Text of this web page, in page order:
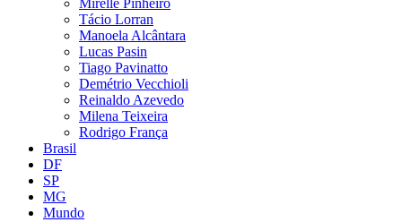
Tácio Lorran
Manoela Alcântara
Lucas Pasin
Tiago Pavinatto
Demétrio Vecchioli
Reinaldo Azevedo
Milena Teixeira
Rodrigo França
Brasil
DF
SP
MG
Mundo